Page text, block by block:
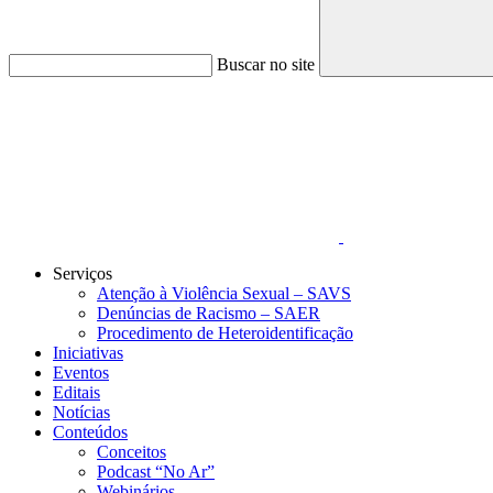
Buscar no site
Serviços
Atenção à Violência Sexual – SAVS
Denúncias de Racismo – SAER
Procedimento de Heteroidentificação
Iniciativas
Eventos
Editais
Notícias
Conteúdos
Conceitos
Podcast “No Ar”